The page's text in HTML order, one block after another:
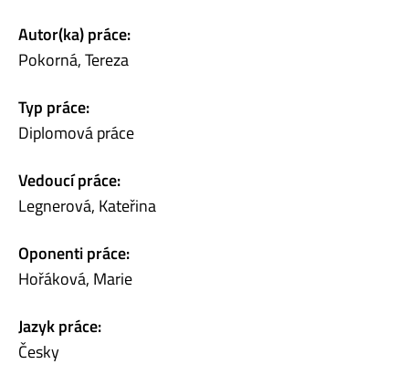
Autor(ka) práce:
Pokorná, Tereza
Typ práce:
Diplomová práce
Vedoucí práce:
Legnerová, Kateřina
Oponenti práce:
Hořáková, Marie
Jazyk práce:
Česky